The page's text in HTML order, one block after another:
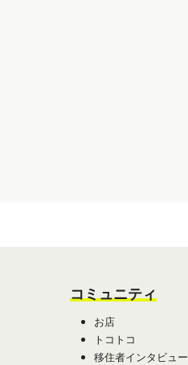
コミュニティ
お店
トコトコ
移住者インタビュー